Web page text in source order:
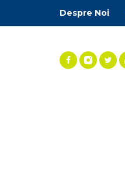
Despre Noi